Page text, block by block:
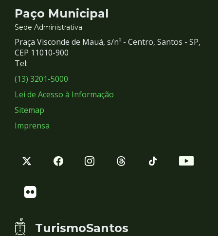
Contato
e
Redes
Sociais
Paço Municipal
Sede Administrativa
Praça Visconde de Mauá, s/nº - Centro, Santos - SP,
CEP 11010-900
Tel:
(13) 3201-5000
Lei de Acesso à Informação
Sitemap
Imprensa
TurismoSantos